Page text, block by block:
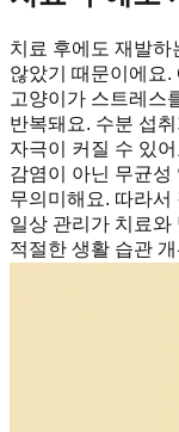
치료 후에도 재발하
않았기 때문이에요.
고양이가 스트레스
반복돼요. 수분 섭
자극이 커질 수 있
감염이 아닌 무균성
무의미해요. 따라
일상 관리가 치료
적절한 생활 습관